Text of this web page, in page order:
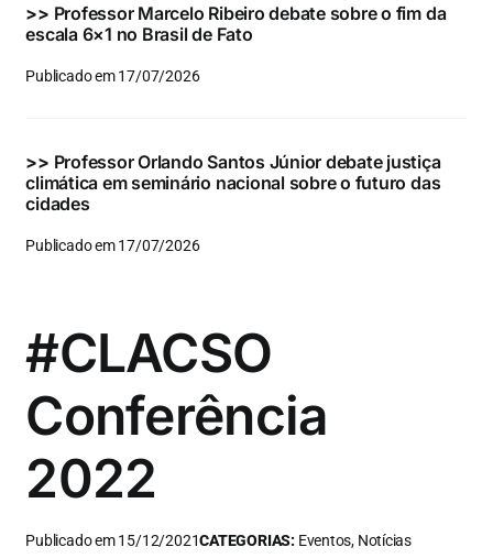
>> Professor Marcelo Ribeiro debate sobre o fim da
escala 6×1 no Brasil de Fato
Publicado em 17/07/2026
>> Professor Orlando Santos Júnior debate justiça
climática em seminário nacional sobre o futuro das
cidades
Publicado em 17/07/2026
#CLACSO
Conferência
2022
Publicado em 15/12/2021CATEGORIAS: Eventos, Notícias